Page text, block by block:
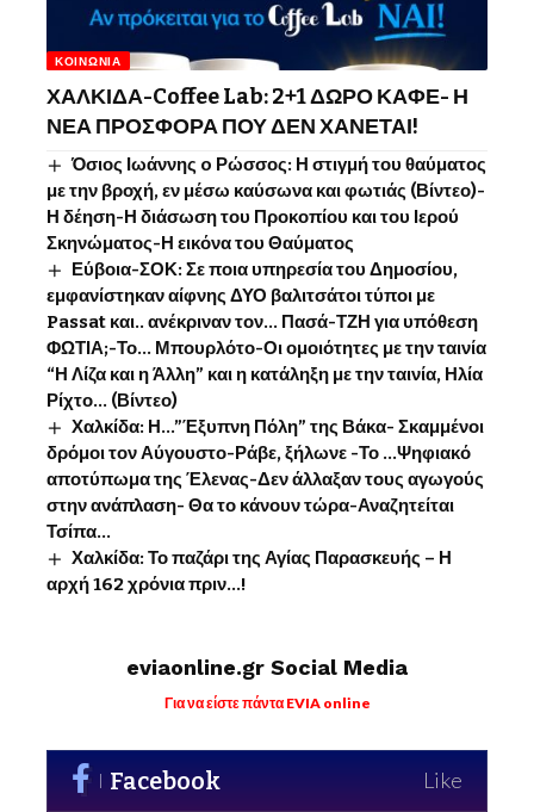
ΚΟΙΝΩΝΊΑ
ΧΑΛΚΙΔΑ-Coffee Lab: 2+1 ΔΩΡΟ ΚΑΦΕ- Η
ΝΕΑ ΠΡΟΣΦΟΡΑ ΠΟΥ ΔΕΝ ΧΑΝΕΤΑΙ!
Όσιος Ιωάννης o Ρώσσος: Η στιγμή του θαύματος
με την βροχή, εν μέσω καύσωνα και φωτιάς (Βίντεο)-
Η δέηση-Η διάσωση του Προκοπίου και του Ιερού
Σκηνώματος-Η εικόνα του Θαύματος
Εύβοια-ΣΟΚ: Σε ποια υπηρεσία του Δημοσίου,
εμφανίστηκαν αίφνης ΔΥΟ βαλιτσάτοι τύποι με
Passat και.. ανέκριναν τον… Πασά-ΤΖΗ για υπόθεση
ΦΩΤΙΑ;-Το… Μπουρλότο-Οι ομοιότητες με την ταινία
“Η Λίζα και η Άλλη” και η κατάληξη με την ταινία, Ηλία
Ρίχτο… (Βίντεο)
Χαλκίδα: Η…”Έξυπνη Πόλη” της Βάκα- Σκαμμένοι
δρόμοι τον Αύγουστο-Ράβε, ξήλωνε -Το …Ψηφιακό
αποτύπωμα της Έλενας-Δεν άλλαξαν τους αγωγούς
στην ανάπλαση- Θα το κάνουν τώρα-Αναζητείται
Τσίπα…
Χαλκίδα: Το παζάρι της Αγίας Παρασκευής – Η
αρχή 162 χρόνια πριν…!
eviaonline.gr Social Media
Για να είστε πάντα EVIA online
Facebook Like